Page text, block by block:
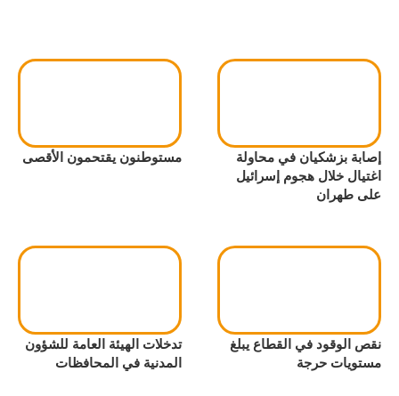
إصابة بزشكيان في محاولة
اغتيال خلال هجوم إسرائيل
على طهران
مستوطنون يقتحمون الأقصى
نقص الوقود في القطاع يبلغ
مستويات حرجة
تدخلات الهيئة العامة للشؤون
المدنية في المحافظات